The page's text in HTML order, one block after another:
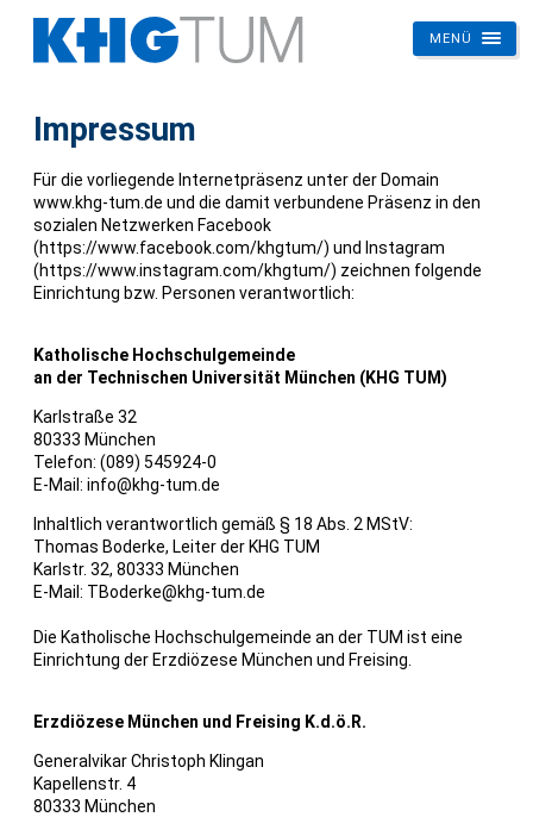
MENÜ
Impressum
Für die vorliegende Internetpräsenz unter der Domain
www.khg-tum.de und die damit verbundene Präsenz in den
sozialen Netzwerken Facebook
(https://www.facebook.com/khgtum/) und Instagram
(https://www.instagram.com/khgtum/) zeichnen folgende
Einrichtung bzw. Personen verantwortlich:
Katholische Hochschulgemeinde
an der Technischen Universität München (KHG TUM)
Karlstraße 32
80333 München
Telefon: (089) 545924-0
E-Mail: info@khg-tum.de
Inhaltlich verantwortlich gemäß § 18 Abs. 2 MStV:
Thomas Boderke, Leiter der KHG TUM
Karlstr. 32, 80333 München
E-Mail: TBoderke@khg-tum.de
Die Katholische Hochschulgemeinde an der TUM ist eine
Einrichtung der Erzdiözese München und Freising.
Erzdiözese München und Freising K.d.ö.R.
Generalvikar Christoph Klingan
Kapellenstr. 4
80333 München